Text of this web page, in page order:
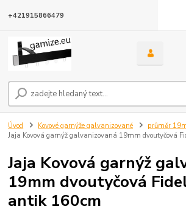
+421915866479
Úvod Kovové garnýže galvanizované průměr
Jaja Kovová garnýž galvanizovaná 19mm dvoutyčová
Jaja Kovová garnýž
19mm dvoutyčová
antik 160cm